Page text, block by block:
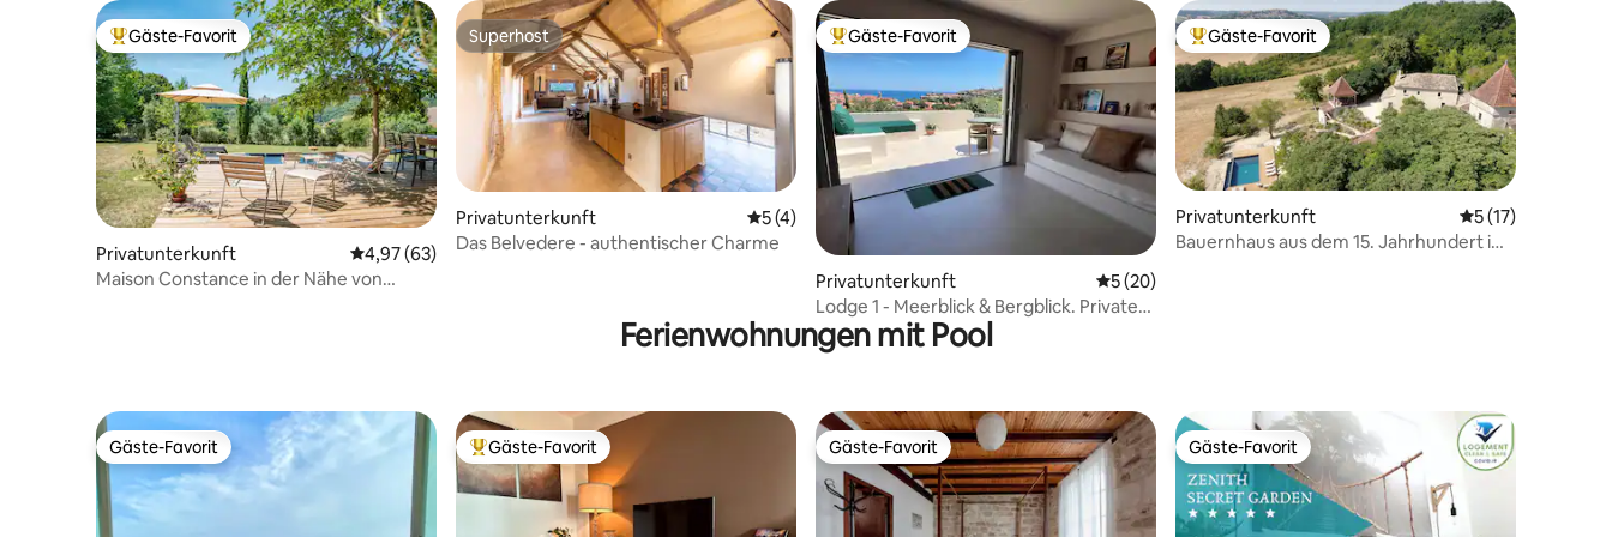
Beliebter Gäste-Favorit.
Gäste-Favorit
Privatunterkunft Durchschnittliche Bewertung: 4,97 von 5, 63 Bewertungen
4,97 (63)
Maison Constance in der Nähe von
Superhost
Superhost
Privatunterkunft Durchschnittliche Bewertung: 5 von 5, 4 Bewertungen
5 (4)
Das Belvedere - authentischer Charme
Beliebter Gäste-Favorit.
Gäste-Favorit
Privatunterkunft Durchschnittliche Bewertung: 5 von 5, 20 Bewertungen
5 (20)
Lodge 1 - Meerblick & Bergblick. Privater
Pool
Beliebter Gäste-Favorit.
Gäste-Favorit
Privatunterkunft Durchschnittliche
5 (17)
Bauernhaus aus dem 15. Jahrhundert im
Ferienwohnungen mit Pool
Gäste-Favorit
Gäste-Favorit Beliebter Gäste-Favorit.
Gäste-Favorit Gäste-Favorit
Gäste-Favorit Gäste-Favorit
Gäste-Favorit